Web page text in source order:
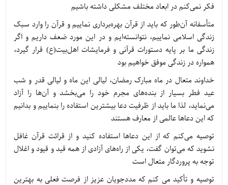
فکر نمی‌کنم در ابعاد مختلف مشکلی داشته باشیم
متأسفانه آن‌طور که باید از قرآن بهره‌برداری نماییم و قرآن را وارد سبک
زندگی اسلامی نماییم، نتوانسته‌ایم و در این مورد ضعف داریم و اگر
زندگی ما بر پایه دستورات قرآنی و فرمایشات اهل‌بیت(ع) قرار گیرد،
همواره در زندگی موفق خواهیم بود
خداوند متعال در ماه مبارک رمضان، لیالی این ماه و لیالی قدر و شب
عید فطر بسیار از بنده‌های مجرم خود را می‌بخشد و آن‌ها را آزاد
می‌نماید، لذا ما باید از ظرفیت دعا بیشترین استفاده را بنماییم و بدانیم
که این دعاها عالمی از معارف هستند
توصیه می‌کنم که از این دعاها استفاده کنید و از قرائت قرآن غافل
نشوید که می‌توان گفت، یکی از راه‌های آزادی از همه قید و قیود و اغلال
توجه به پروردگار متعال است
توصیه و تأکید می کنم که مددجویان عزیز از فرصت فعلی به بهترین